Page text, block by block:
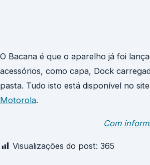
O Bacana é que o aparelho já foi
acessórios, como capa, Dock
pasta. Tudo isto está disponível no
Motorola.
Com
Visualizações do post: 365